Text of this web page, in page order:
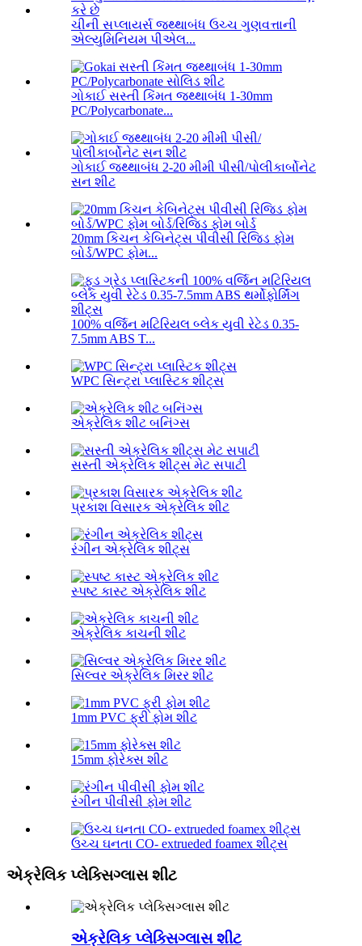
ચીની સપ્લાયર્સ જથ્થાબંધ ઉચ્ચ ગુણવત્તાની
એલ્યુમિનિયમ પીએલ...
ગોકાઈ સસ્તી કિંમત જથ્થાબંધ 1-30mm
PC/Polycarbonate...
ગોકાઈ જથ્થાબંધ 2-20 મીમી પીસી/પોલીકાર્બોનેટ
સન શીટ
20mm કિચન કેબિનેટ્સ પીવીસી રિજિડ ફોમ
બોર્ડ/WPC ફોમ...
100% વર્જિન મટિરિયલ બ્લેક યુવી રેટેડ 0.35-
7.5mm ABS T...
WPC સિન્ટ્રા પ્લાસ્ટિક શીટ્સ
એક્રેલિક શીટ બનિંગ્સ
સસ્તી એક્રેલિક શીટ્સ મેટ સપાટી
પ્રકાશ વિસારક એક્રેલિક શીટ
રંગીન એક્રેલિક શીટ્સ
સ્પષ્ટ કાસ્ટ એક્રેલિક શીટ
એક્રેલિક કાચની શીટ
સિલ્વર એક્રેલિક મિરર શીટ
1mm PVC ફ્રી ફોમ શીટ
15mm ફોરેક્સ શીટ
રંગીન પીવીસી ફોમ શીટ
ઉચ્ચ ઘનતા CO- extrueded foamex શીટ્સ
એક્રેલિક પ્લેક્સિગ્લાસ શીટ
એક્રેલિક પ્લેક્સિગ્લાસ શીટ